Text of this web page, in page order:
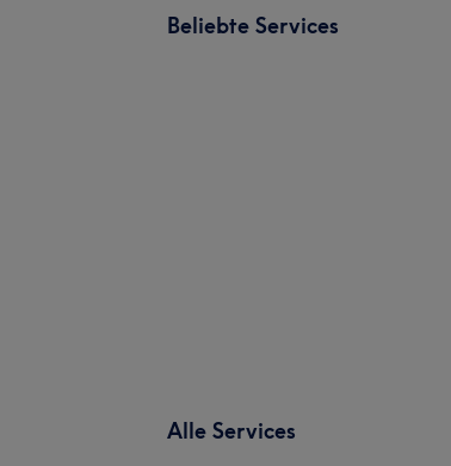
Beliebte Services
Alle Services